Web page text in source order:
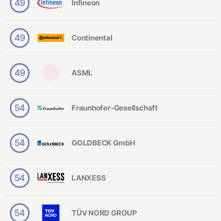
a
o
n
al
n
gi
n
ri
n
In
f
m
a
n
st
49 Infineon
49 Continental
49 ASML
54 Fraunhofer-Gesellschaft
54 GOLDBECK GmbH
54 LANXESS
54 TÜV NORD GROUP